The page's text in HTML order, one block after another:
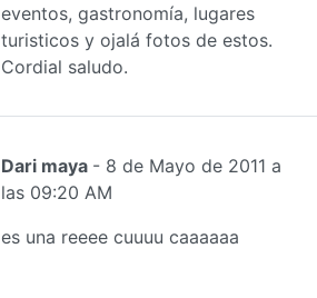
eventos, gastronomía, lugares
turisticos y ojalá fotos de estos.
Cordial saludo.
Dari maya - 8 de Mayo de 2011 a
las 09:20 AM
es una reeee cuuuu caaaaaa